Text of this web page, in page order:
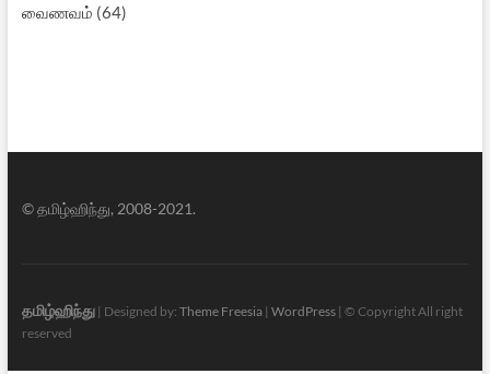
வைணவம் (64)
© தமிழ்ஹிந்து, 2008-2021.
தமிழ்ஹிந்து| Designed by: Theme Freesia| WordPress| © Copyright All right
reserved